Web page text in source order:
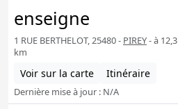
enseigne
1 RUE BERTHELOT, 25480 - PIREY- à 12,3
km
Voir sur la carte Itinéraire
Dernière mise à jour : N/A